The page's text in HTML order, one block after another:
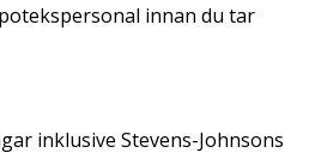
innan du tar
inklusive Stevens-Johnsons